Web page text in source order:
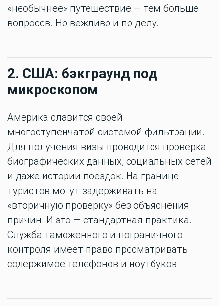
«необычнее» путешествие — тем больше
вопросов. Но вежливо и по делу.
2. США: бэкграунд под
микроскопом
Америка славится своей
многоступенчатой системой фильтрации.
Для получения визы проводится проверка
биографических данных, социальных сетей
и даже истории поездок. На границе
туристов могут задерживать на
«вторичную проверку» без объяснения
причин. И это — стандартная практика.
Служба таможенного и пограничного
контроля имеет право просматривать
содержимое телефонов и ноутбуков.